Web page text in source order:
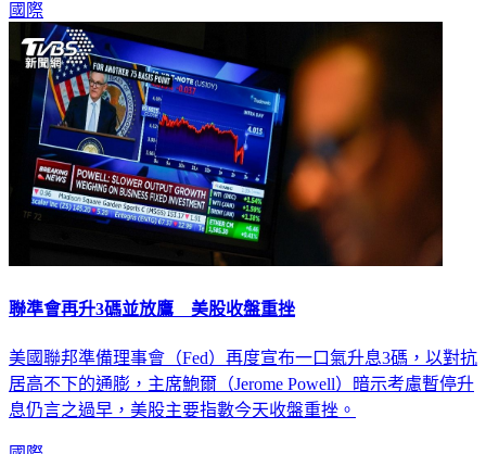
國際
聯準會再升3碼並放鷹 美股收盤重挫
美國聯邦準備理事會（Fed）再度宣布一口氣升息3碼，以對抗
居高不下的通膨，主席鮑爾（Jerome Powell）暗示考慮暫停升
息仍言之過早，美股主要指數今天收盤重挫。